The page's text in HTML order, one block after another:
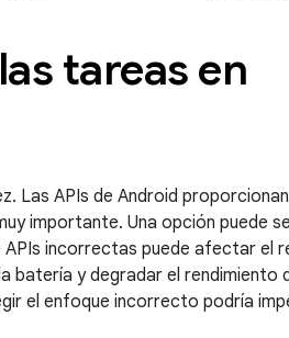
tareas en
Las APIs de Android
importante. Una opción puede
incorrectas puede afectar el
batería y degradar el rendimiento
el enfoque incorrecto podría